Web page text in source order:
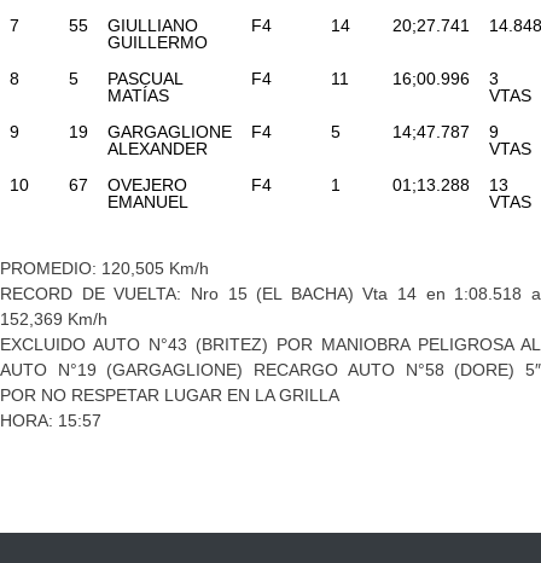
7 55
GIULLIANO
GUILLERMO
F4 14 20;27.741 14.848
8 5
PASCUAL
MATÍAS
F4 11 16;00.996
3
VTAS
9
19
GARGAGLIONE
ALEXANDER
F4 5 14;47.787
9
VTAS
10
67
OVEJERO
EMANUEL
F4 1 01;13.288
13
VTAS
PROMEDIO: 120,505 Km/h
RECORD DE VUELTA: Nro 15 (EL BACHA) Vta 14 en 1:08.518 a
152,369 Km/h
EXCLUIDO AUTO N°43 (BRITEZ) POR MANIOBRA PELIGROSA AL
AUTO N°19 (GARGAGLIONE) RECARGO AUTO N°58 (DORE) 5″
POR NO RESPETAR LUGAR EN LA GRILLA
HORA: 15:57